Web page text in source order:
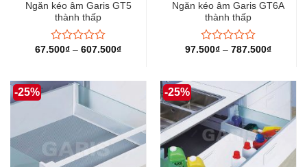
Ngăn kéo âm Garis GT5
thành thấp
Được
0
5
67.500₫ – 607.500₫
Ngăn kéo âm Garis GT6A
thành thấp
Được
0
5
sao
97.500₫ – 787.500₫
-25% -25%